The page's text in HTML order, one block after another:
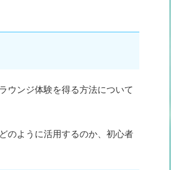
ウンジ体験を得る方法について
のように活用するのか、初心者